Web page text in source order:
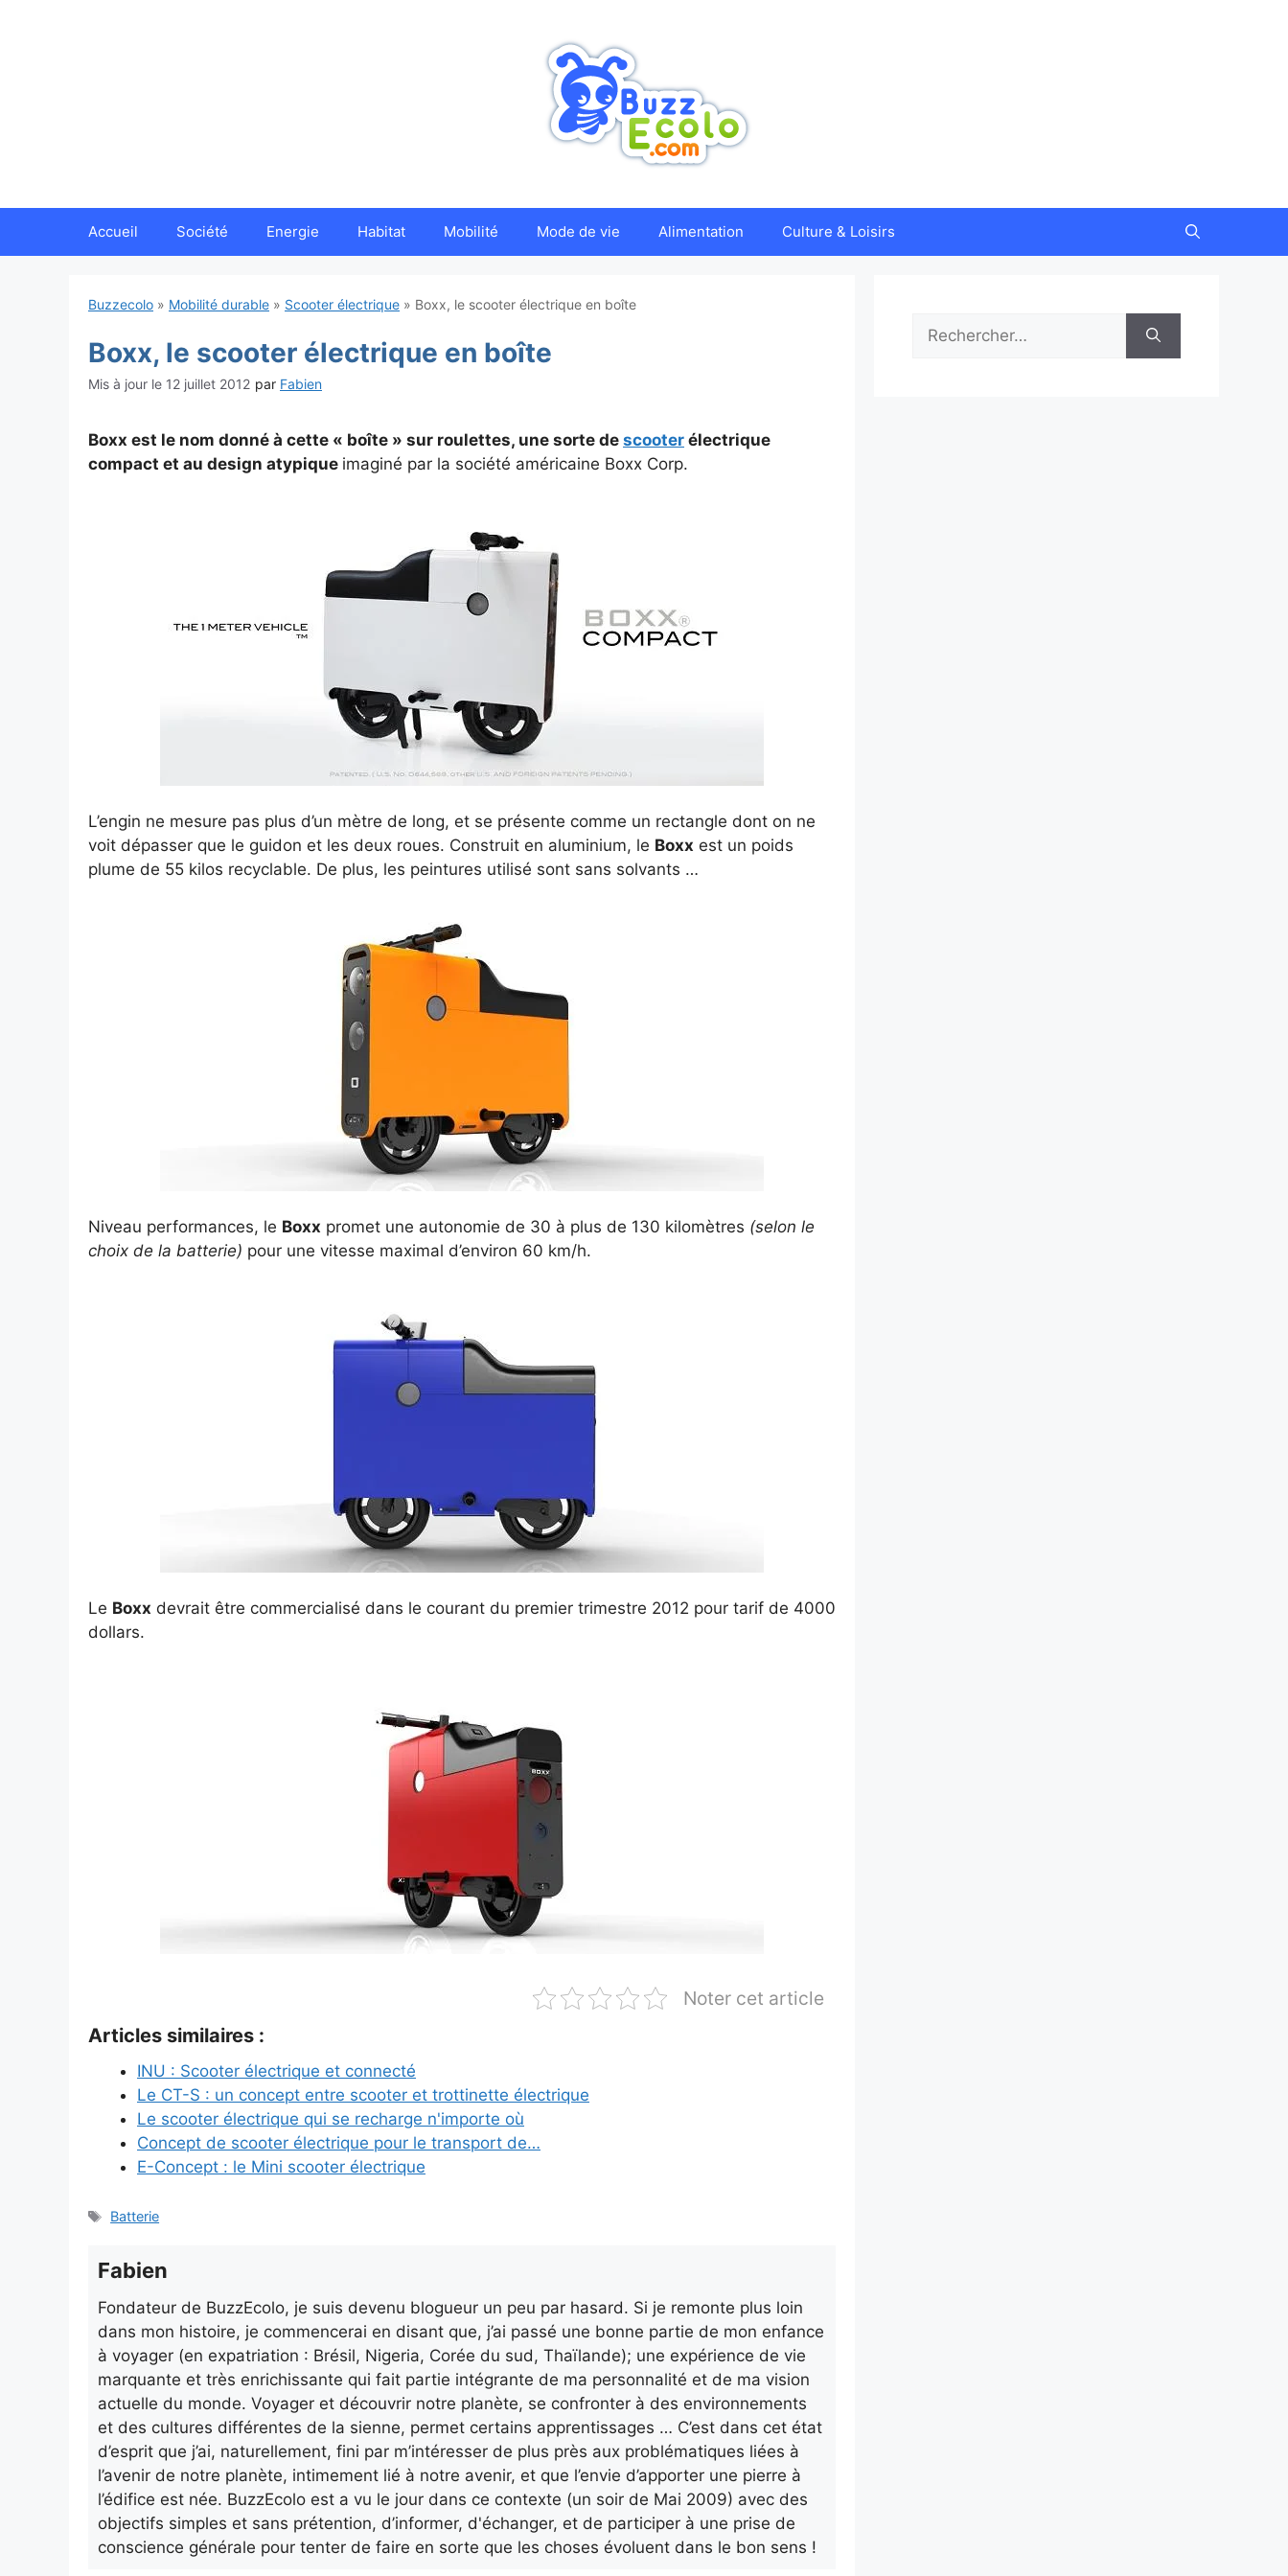
Accueil Société Energie Habitat Mobilité Mode de vie Alimentation Culture & Loisirs
Buzzecolo » Mobilité durable » Scooter électrique » Boxx, le scooter électrique en boîte
Boxx, le scooter électrique en boîte
12 juillet 2012 par Fabien
Boxx est le nom donné à cette « boîte » sur roulettes, une sorte de scooter électrique
compact et au design atypique imaginé par la société américaine Boxx Corp.
L’engin ne mesure pas plus d’un mètre de long, et se présente comme un rectangle dont on ne
voit dépasser que le guidon et les deux roues. Construit en aluminium, le Boxx est un poids
plume de 55 kilos recyclable. De plus, les peintures utilisé sont sans solvants …
Niveau performances, le Boxx promet une autonomie de 30 à plus de 130 kilomètres (selon le
choix de la batterie) pour une vitesse maximal d’environ 60 km/h.
Le Boxx devrait être commercialisé dans le courant du premier trimestre 2012 pour tarif de 4000
dollars.
Noter cet article
Articles similaires :
INU : Scooter électrique et connecté
Le CT-S : un concept entre scooter et trottinette électrique
Le scooter électrique qui se recharge n'importe où
Concept de scooter électrique pour le transport de…
E-Concept : le Mini scooter électrique
Étiquettes
Batterie
Fabien
Fondateur de BuzzEcolo, je suis devenu blogueur un peu par hasard. Si je remonte plus loin
dans mon histoire, je commencerai en disant que, j’ai passé une bonne partie de mon enfance
à voyager (en expatriation : Brésil, Nigeria, Corée du sud, Thaïlande); une expérience de vie
marquante et très enrichissante qui fait partie intégrante de ma personnalité et de ma vision
actuelle du monde. Voyager et découvrir notre planète, se confronter à des environnements
et des cultures différentes de la sienne, permet certains apprentissages … C’est dans cet état
d’esprit que j’ai, naturellement, fini par m’intéresser de plus près aux problématiques liées à
l’avenir de notre planète, intimement lié à notre avenir, et que l’envie d’apporter une pierre à
l’édifice est née. BuzzEcolo est a vu le jour dans ce contexte (un soir de Mai 2009) avec des
objectifs simples et sans prétention, d’informer, d'échanger, et de participer à une prise de
conscience générale pour tenter de faire en sorte que les choses évoluent dans le bon sens !
Rechercher :